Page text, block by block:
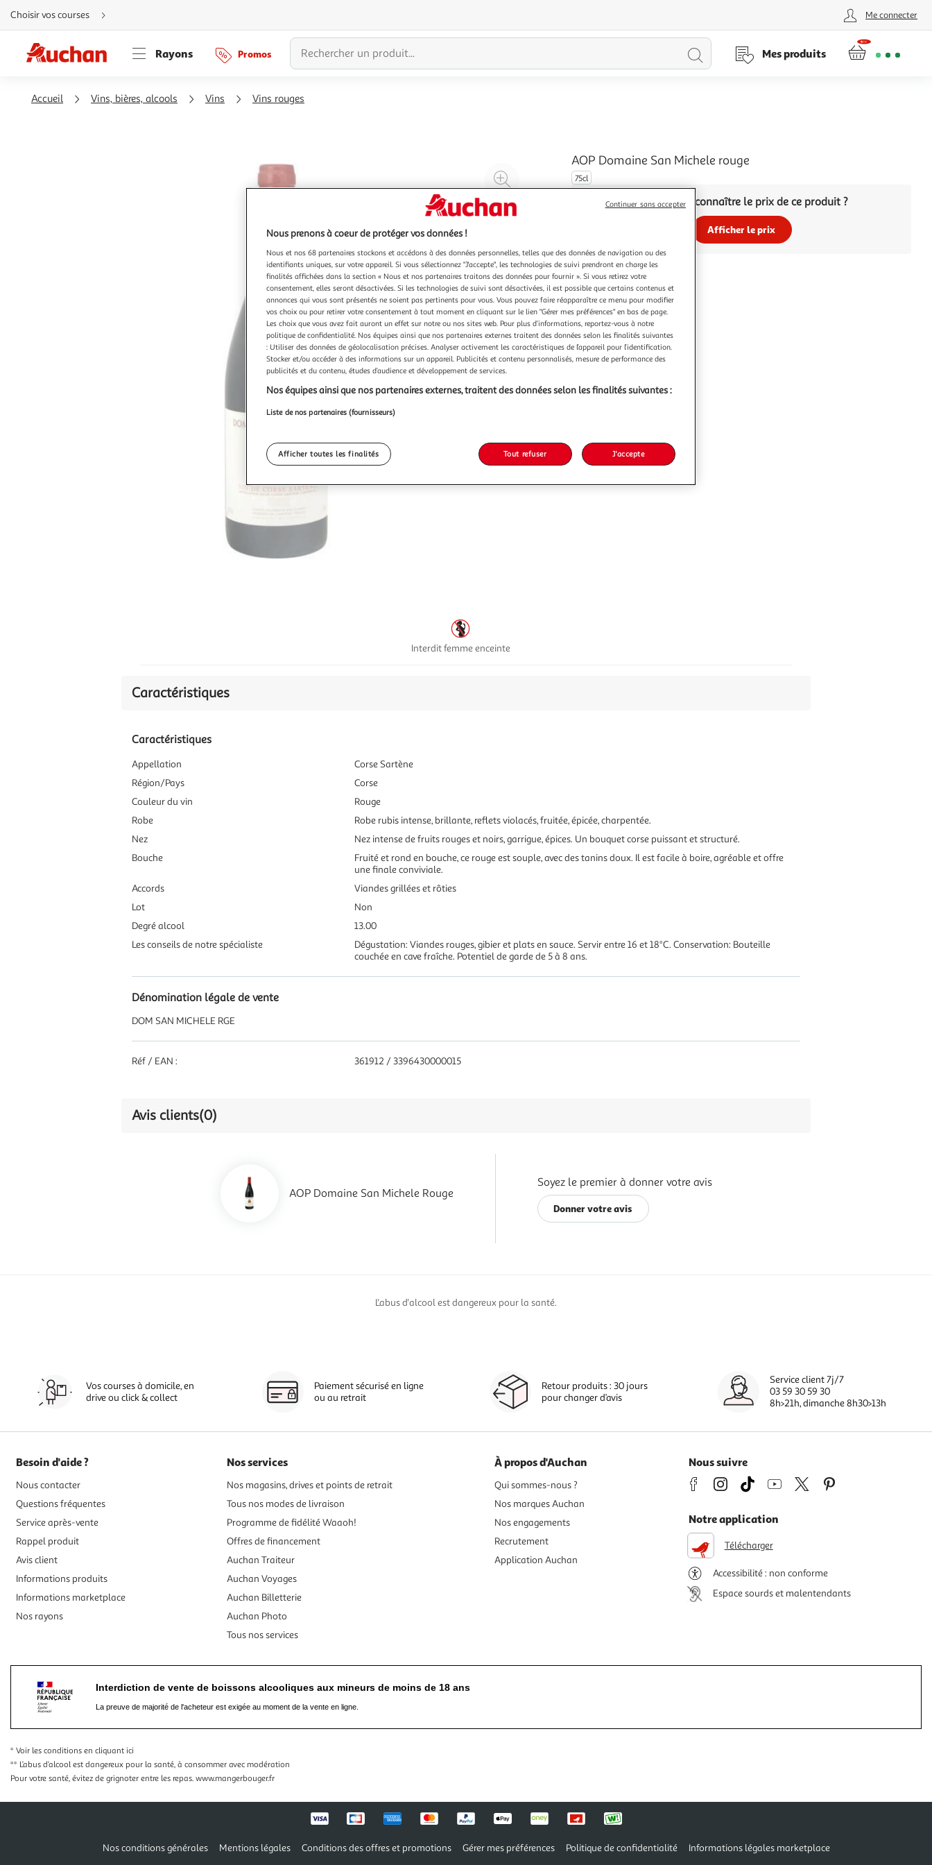
Aller
directement
au
Aller
directement
à
Aller
directement
Choisir vos courses Me connecter
Rayons Promos
Lancer
Mes produits
Accueil Vins, bières, alcools Vins Vins rouges
Agrandir
l'illustration
à
Réduire
à
100
%
Partager
le
produit
AOP Domaine San Michele rouge
75cl
Vous voulez connaître le prix de ce produit ?
Afficher le prix
Interdit femme enceinte
Caractéristiques
Caractéristiques
Appellation
Corse Sartène
Région/Pays
Corse
Couleur du vin
Rouge
Robe
Robe rubis intense, brillante, reflets violacés, fruitée, épicée, charpentée.
Nez
Nez intense de fruits rouges et noirs, garrigue, épices. Un bouquet corse puissant et structuré.
Bouche
Fruité et rond en bouche, ce rouge est souple, avec des tanins doux. Il est facile à boire, agréable et offre
une finale conviviale.
Accords
Viandes grillées et rôties
Lot
Non
Degré alcool
13.00
Les conseils de notre spécialiste
Dégustation: Viandes rouges, gibier et plats en sauce. Servir entre 16 et 18°C. Conservation: Bouteille
couchée en cave fraîche. Potentiel de garde de 5 à 8 ans.
Dénomination légale de vente
DOM SAN MICHELE RGE
Réf / EAN : 361912 / 3396430000015
Avis clients(0)
AOP Domaine San Michele Rouge
Soyez le premier à donner votre avis
Donner votre avis
L'abus d'alcool est dangereux pour la santé.
Vos courses à domicile, en
drive ou click & collect
Paiement sécurisé en ligne
ou au retrait
Retour produits : 30 jours
pour changer d’avis
Service client 7j/7
03 59 30 59 30
8h>21h, dimanche 8h30>13h
Besoin d'aide ?
Nous contacter
Questions fréquentes
Service après-vente
Rappel produit
Avis client
Informations produits
Informations marketplace
Nos rayons
Nos services
Nos magasins, drives et points de retrait
Tous nos modes de livraison
Programme de fidélité Waaoh!
Offres de financement
Auchan Traiteur
Auchan Voyages
Auchan Billetterie
Auchan Photo
Tous nos services
À propos d'Auchan
Qui sommes-nous ?
Nos marques Auchan
Nos engagements
Recrutement
Application Auchan
Nous suivre
Notre application
Télécharger
Accessibilité : non conforme
Espace sourds et malentendants
Interdiction de vente de boissons alcooliques aux mineurs de moins de 18 ans
La preuve de majorité de l'acheteur est exigée au moment de la vente en ligne.
* Voir les conditions en cliquant ici
** L’abus d’alcool est dangereux pour la santé, à consommer avec modération
Pour votre santé, évitez de grignoter entre les repas. www.mangerbouger.fr
Nos conditions générales Mentions légales Conditions des offres et promotions Gérer mes préférences Politique de confidentialité Informations légales marketplace
Nous prenons à coeur de protéger vos données !
Nous et nos 68 partenaires stockons et accédons à des données personnelles, telles que des données de navigation ou des
identifiants uniques, sur votre appareil. Si vous sélectionnez "J'accepte", les technologies de suivi prendront en charge les
finalités affichées dans la section « Nous et nos partenaires traitons des données pour fournir ». Si vous retirez votre
consentement, elles seront désactivées. Si les technologies de suivi sont désactivées, il est possible que certains contenus et
annonces qui vous sont présentés ne soient pas pertinents pour vous. Vous pouvez faire réapparaître ce menu pour modifier
vos choix ou pour retirer votre consentement à tout moment en cliquant sur le lien "Gérer mes préférences" en bas de page.
Les choix que vous avez fait auront un effet sur notre ou nos sites web. Pour plus d’informations, reportez-vous à notre
politique de confidentialité. Nos équipes ainsi que nos partenaires externes traitent des données selon les finalités suivantes
: Utiliser des données de géolocalisation précises. Analyser activement les caractéristiques de l’appareil pour l’identification.
Stocker et/ou accéder à des informations sur un appareil. Publicités et contenu personnalisés, mesure de performance des
publicités et du contenu, études d’audience et développement de services.
Nos équipes ainsi que nos partenaires externes, traitent des données selon les finalités suivantes :
Liste de nos partenaires (fournisseurs)
Afficher toutes les finalités Tout refuser J'accepte
Continuer sans accepter